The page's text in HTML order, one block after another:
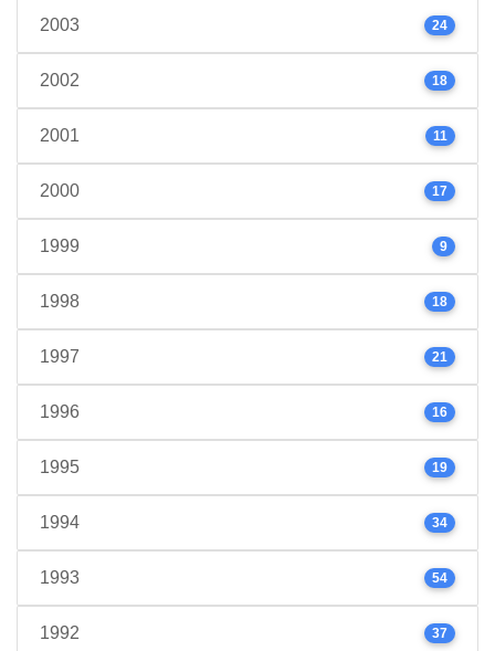
2003 24
2002 18
2001 11
2000 17
1999 9
1998 18
1997 21
1996 16
1995 19
1994 34
1993 54
1992 37